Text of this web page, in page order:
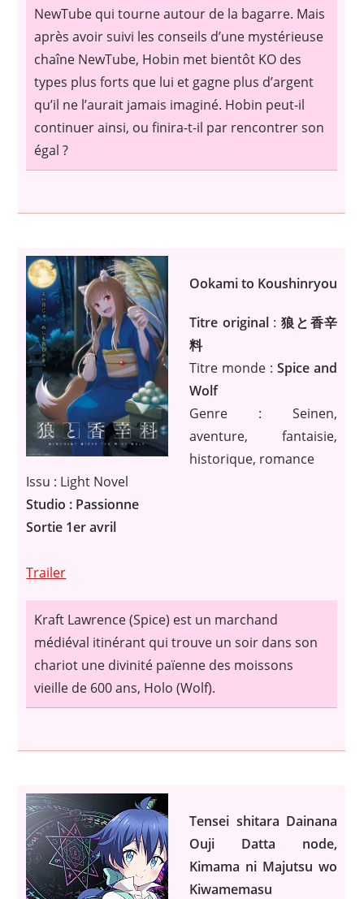
NewTube qui tourne autour de la bagarre. Mais
après avoir suivi les conseils d’une mystérieuse
chaîne NewTube, Hobin met bientôt KO des
types plus forts que lui et gagne plus d’argent
qu’il ne l’aurait jamais imaginé. Hobin peut-il
continuer ainsi, ou finira-t-il par rencontrer son
égal ?
Ookami to Koushinryou
Titre original:狼と香辛
料
Titre monde :Spice and
Wolf
Genre : Seinen,
aventure, fantaisie,
historique, romance
Issu : Light Novel
Studio : Passionne
Sortie 1er avril
Trailer
Kraft Lawrence (Spice) est un marchand
médiéval itinérant qui trouve un soir dans son
chariot une divinité païenne des moissons
vieille de 600 ans, Holo (Wolf).
Tensei shitara Dainana
Ouji Datta node,
Kimama ni Majutsu wo
Kiwamemasu